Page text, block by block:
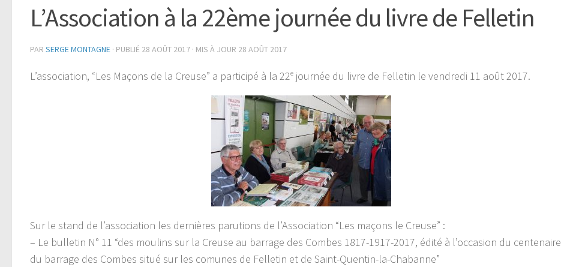
L’Association à la 22ème journée du livre de Felletin
PAR SERGE MONTAGNE · PUBLIÉ 28 AOÛT 2017 · MIS À JOUR 28 AOÛT 2017
L’association, “Les Maçons de la Creuse” a participé à la 22e journée du livre de Felletin le vendredi 11 août 2017.
Sur le stand de l’association les dernières parutions de l’Association “Les maçons le Creuse” :
– Le bulletin N° 11 “des moulins sur la Creuse au barrage des Combes 1817-1917-2017, édité à l’occasion du centenaire
du barrage des Combes situé sur les comunes de Felletin et de Saint-Quentin-la-Chabanne”